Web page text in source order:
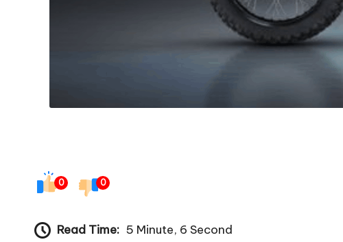
0 0
Read Time: 5 Minute, 6 Second